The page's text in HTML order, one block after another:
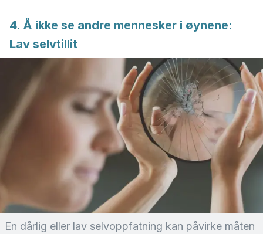
4. Å ikke se andre mennesker i øynene:
Lav selvtillit
En dårlig eller lav selvoppfatning kan påvirke måten